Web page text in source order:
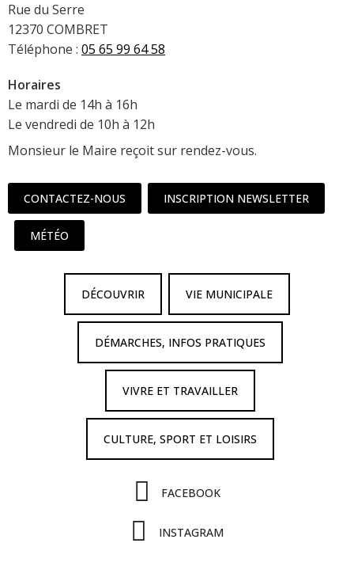
Rue du Serre
12370 COMBRET
Téléphone : 05 65 99 64 58
Horaires
Le mardi de 14h à 16h
Le vendredi de 10h à 12h
Monsieur le Maire reçoit sur rendez-vous.
CONTACTEZ-NOUS INSCRIPTION NEWSLETTER
MÉTÉO
DÉCOUVRIR VIE MUNICIPALE
DÉMARCHES, INFOS PRATIQUES
VIVRE ET TRAVAILLER
CULTURE, SPORT ET LOISIRS
FACEBOOK
INSTAGRAM